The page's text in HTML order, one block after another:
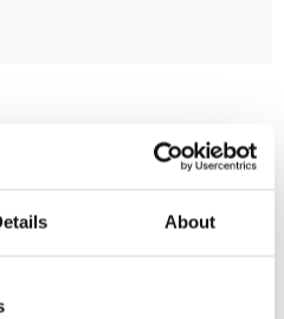
About
replacement